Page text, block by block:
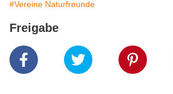
#Vereine Naturfreunde
Freigabe